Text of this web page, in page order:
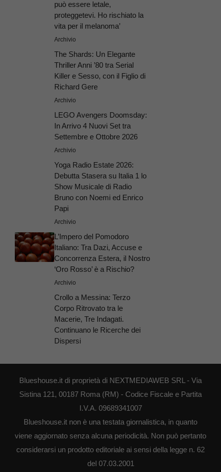
può essere letale,
proteggetevi. Ho rischiato la
vita per il melanoma’
Archivio
The Shards: Un Elegante
Thriller Anni ’80 tra Serial
Killer e Sesso, con il Figlio di
Richard Gere
Archivio
LEGO Avengers Doomsday:
In Arrivo 4 Nuovi Set tra
Settembre e Ottobre 2026
Archivio
Yoga Radio Estate 2026:
Debutta Stasera su Italia 1 lo
Show Musicale di Radio
Bruno con Noemi ed Enrico
Papi
Archivio
L’Impero del Pomodoro
Italiano: Tra Dazi, Accuse e
Concorrenza Estera, il Nostro
‘Oro Rosso’ è a Rischio?
Archivio
Crollo a Messina: Terzo
Corpo Ritrovato tra le
Macerie, Tre Indagati.
Continuano le Ricerche dei
Dispersi
Blueshouse.it di proprietà di NEXTMEDIAWEB SRL - Via
Sistina 121, 00187 Roma (RM) - Codice Fiscale e Partita
I.V.A. 09689341007
Blueshouse.it non è una testata giornalistica, in quanto
viene aggiornato senza alcuna periodicità. Non può pertanto
considerarsi un prodotto editoriale ai sensi della legge n. 62
del 07.03.2001